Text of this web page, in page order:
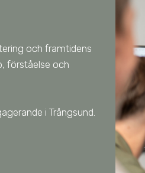
och framtidens
förståelse och
i Trångsund